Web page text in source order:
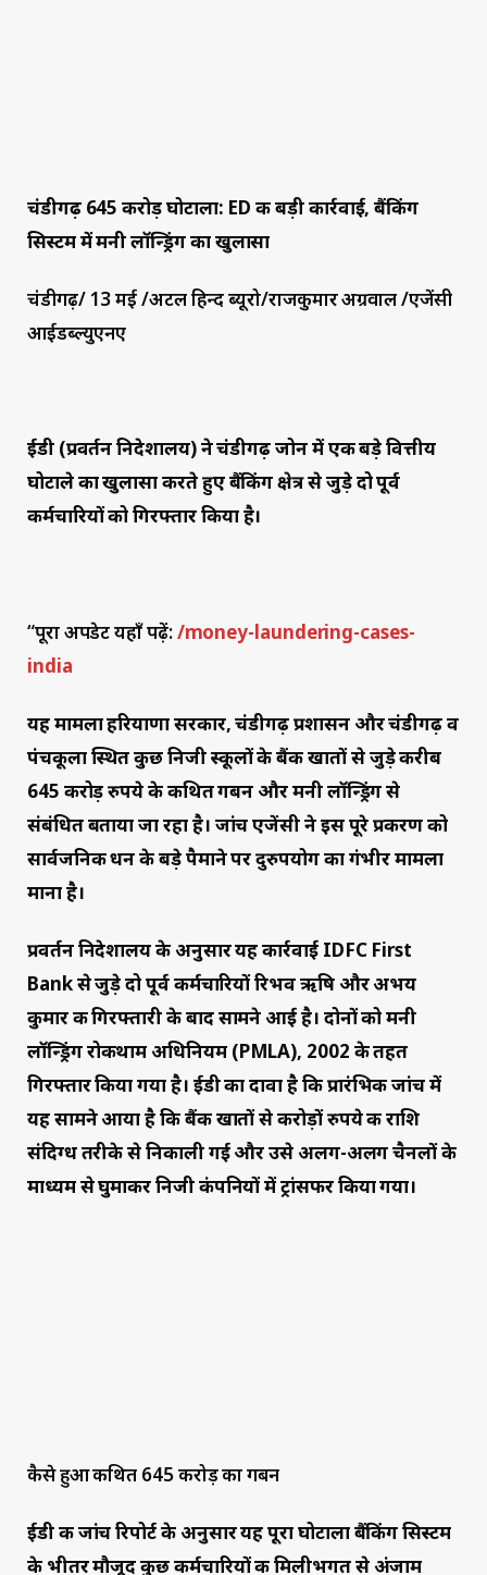
चंडीगढ़ 645 करोड़ घोटाला: ED की बड़ी कार्रवाई, बैंकिंग
सिस्टम में मनी लॉन्ड्रिंग का खुलासा
चंडीगढ़/ 13 मई /अटल हिन्द ब्यूरो/राजकुमार अग्रवाल /एजेंसी
आईडब्ल्युएनए
ईडी (प्रवर्तन निदेशालय) ने चंडीगढ़ जोन में एक बड़े वित्तीय
घोटाले का खुलासा करते हुए बैंकिंग क्षेत्र से जुड़े दो पूर्व
कर्मचारियों को गिरफ्तार किया है।
“पूरा अपडेट यहाँ पढ़ें:/money-laundering-cases-
india
यह मामला हरियाणा सरकार, चंडीगढ़ प्रशासन और चंडीगढ़ व
पंचकूला स्थित कुछ निजी स्कूलों के बैंक खातों से जुड़े करीब
645 करोड़ रुपये के कथित गबन और मनी लॉन्ड्रिंग से
संबंधित बताया जा रहा है। जांच एजेंसी ने इस पूरे प्रकरण को
सार्वजनिक धन के बड़े पैमाने पर दुरुपयोग का गंभीर मामला
माना है।
प्रवर्तन निदेशालय के अनुसार यह कार्रवाई IDFC First
Bank से जुड़े दो पूर्व कर्मचारियों रिभव ऋषि और अभय
कुमार की गिरफ्तारी के बाद सामने आई है। दोनों को मनी
लॉन्ड्रिंग रोकथाम अधिनियम (PMLA), 2002 के तहत
गिरफ्तार किया गया है। ईडी का दावा है कि प्रारंभिक जांच में
यह सामने आया है कि बैंक खातों से करोड़ों रुपये की राशि
संदिग्ध तरीके से निकाली गई और उसे अलग-अलग चैनलों के
माध्यम से घुमाकर निजी कंपनियों में ट्रांसफर किया गया।
कैसे हुआ कथित 645 करोड़ का गबन
ईडी की जांच रिपोर्ट के अनुसार यह पूरा घोटाला बैंकिंग सिस्टम
के भीतर मौजूद कुछ कर्मचारियों की मिलीभगत से अंजाम